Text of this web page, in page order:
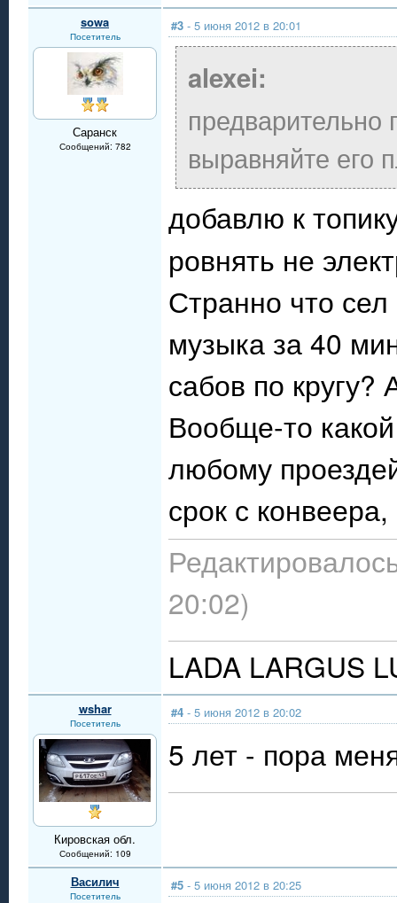
sowa
Посетитель
Саранск
Сообщений: 782
#3 - 5 июня 2012 в 20:01
alexei:
предварительно
выравняйте его
добавлю к
ровнять не
Странно что сел
музыка за 40
сабов по
Вообще-то
любому
срок с
20:02)
LADA LARGUS
wshar
Посетитель
Кировская обл.
Сообщений: 109
#4 - 5 июня 2012 в 20:02
5 лет - пора
Василич
Посетитель
#5 - 5 июня 2012 в 20:25